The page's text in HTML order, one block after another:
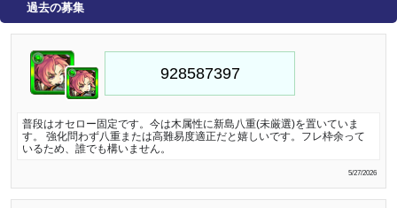
過去の募集
普段はオセロー固定です。今は木属性に新島八重(未厳選)を置いていま
す。 強化問わず八重または高難易度適正だと嬉しいです。フレ枠余って
いるため、誰でも構いません。
5/27/2026